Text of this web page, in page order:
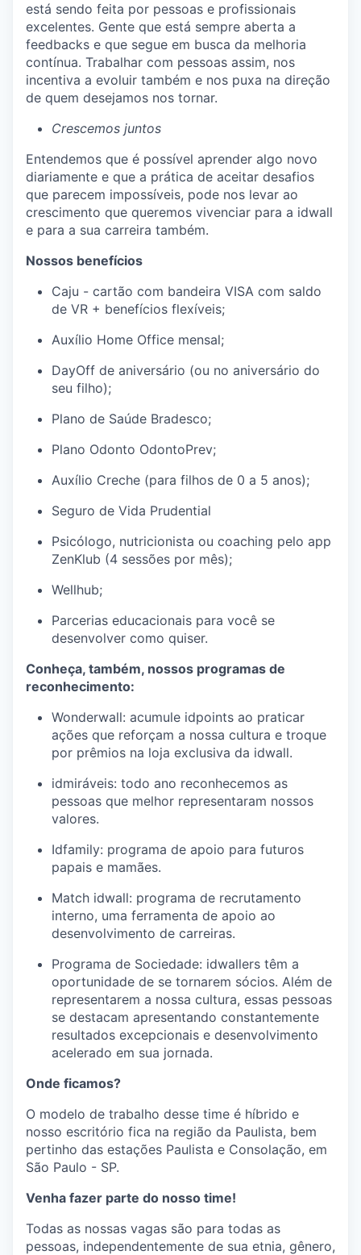
está sendo feita por pessoas e profissionais
excelentes. Gente que está sempre aberta a
feedbacks e que segue em busca da melhoria
contínua. Trabalhar com pessoas assim, nos
incentiva a evoluir também e nos puxa na direção
de quem desejamos nos tornar.
Crescemos juntos
Entendemos que é possível aprender algo novo
diariamente e que a prática de aceitar desafios
que parecem impossíveis, pode nos levar ao
crescimento que queremos vivenciar para a idwall
e para a sua carreira também.
Nossos benefícios
Caju - cartão com bandeira VISA com saldo
de VR + benefícios flexíveis;
Auxílio Home Office mensal;
DayOff de aniversário (ou no aniversário do
seu filho);
Plano de Saúde Bradesco;
Plano Odonto OdontoPrev;
Auxílio Creche (para filhos de 0 a 5 anos);
Seguro de Vida Prudential
Psicólogo, nutricionista ou coaching pelo app
ZenKlub (4 sessões por mês);
Wellhub;
Parcerias educacionais para você se
desenvolver como quiser.
Conheça, também, nossos programas de
reconhecimento:
Wonderwall: acumule idpoints ao praticar
ações que reforçam a nossa cultura e troque
por prêmios na loja exclusiva da idwall.
idmiráveis: todo ano reconhecemos as
pessoas que melhor representaram nossos
valores.
Idfamily: programa de apoio para futuros
papais e mamães.
Match idwall: programa de recrutamento
interno, uma ferramenta de apoio ao
desenvolvimento de carreiras.
Programa de Sociedade: idwallers têm a
oportunidade de se tornarem sócios. Além de
representarem a nossa cultura, essas pessoas
se destacam apresentando constantemente
resultados excepcionais e desenvolvimento
acelerado em sua jornada.
Onde ficamos?
O modelo de trabalho desse time é híbrido e
nosso escritório fica na região da Paulista, bem
pertinho das estações Paulista e Consolação, em
São Paulo - SP.
Venha fazer parte do nosso time!
Todas as nossas vagas são para todas as
pessoas, independentemente de sua etnia, gênero,